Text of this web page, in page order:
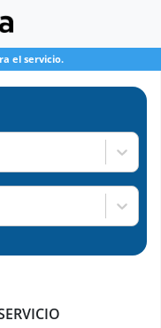
el servicio.